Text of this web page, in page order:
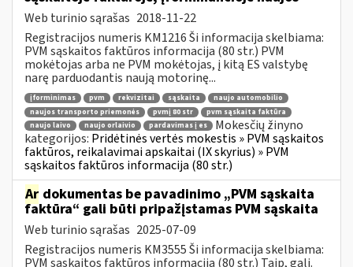
Web turinio sąrašas 2018-11-22
Registracijos numeris KM1216 Ši informacija skelbiama:
PVM sąskaitos faktūros informacija (80 str.) PVM
mokėtojas arba ne PVM mokėtojas, į kitą ES valstybę
narę parduodantis naują motorinę...
įforminimas pvm rekvizitai sąskaita
naujo automobilio
naujos transporto priemonės
pvmį 80 str
pvm sąskaita faktūra
naujo laivo
naujo orlaivio pardavimas į es
Mokesčių žinyno
kategorijos: Pridėtinės vertės mokestis » PVM sąskaitos
faktūros, reikalavimai apskaitai (IX skyrius) » PVM
sąskaitos faktūros informacija (80 str.)
Ar dokumentas be pavadinimo „PVM sąskaita
faktūra“ gali būti pripažįstamas PVM sąskaita
Web turinio sąrašas 2025-07-09
Registracijos numeris KM3555 Ši informacija skelbiama:
PVM sąskaitos faktūros informacija (80 str.) Taip, gali.